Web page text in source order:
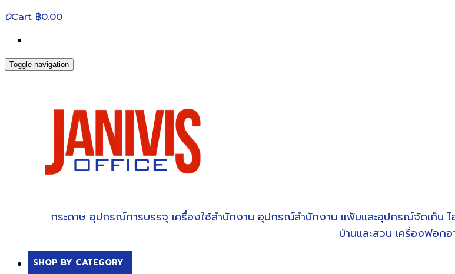
0Cart ฿0.00
Toggle navigation
กระดาษ อุปกรณ์การบรรจุ เครื่องใช้สำนักงาน อุปกรณ์สำนักงาน แฟ้มและอุปกรณ์จัดเก็บ
บ้านและสวน เครื่องฟอกอ
SHOP BY CATEGORY